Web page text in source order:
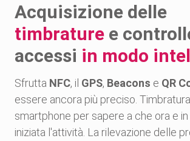
Innovazioni continue
Acquisizione delle
timbrature e
accessi in modo
Sfrutta NFC, il GPS, Beacons e QR
essere ancora più preciso.
smartphone per sapere a che ora e
iniziata l'attività. La rilevazione delle